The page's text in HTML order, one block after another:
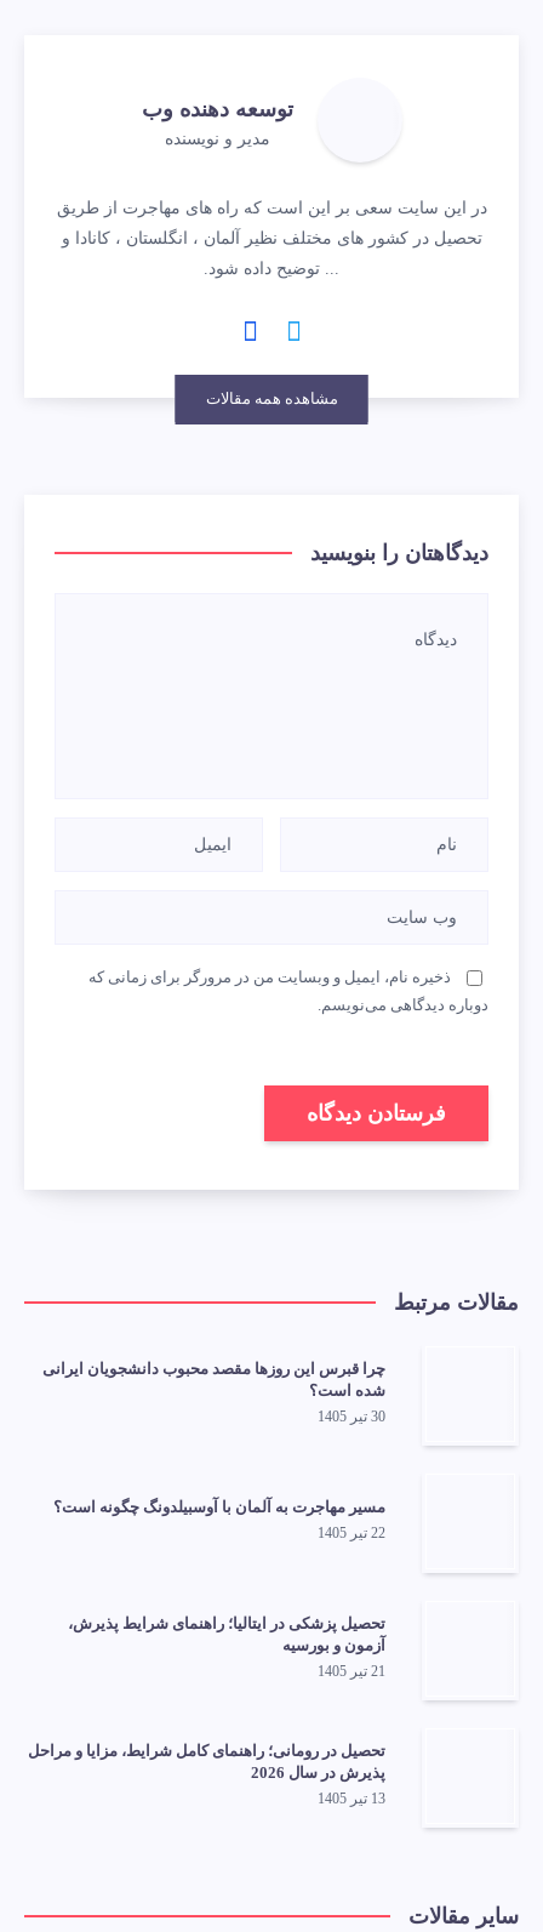
توسعه دهنده وب
مدیر و نویسنده
در این سایت سعی بر این است که راه های مهاجرت از طریق
تحصیل در کشور های مختلف نظیر آلمان ، انگلستان ، کانادا و
... توضیح داده شود.
مشاهده همه مقالات
دیدگاهتان را بنویسید
ذخیره نام، ایمیل و وبسایت من در مرورگر برای زمانی که
دوباره دیدگاهی می‌نویسم.
مقالات مرتبط
چرا قبرس این روزها مقصد محبوب دانشجویان ایرانی
شده است؟
30 تیر 1405
مسیر مهاجرت به آلمان با آوسبیلدونگ چگونه است؟
22 تیر 1405
تحصیل پزشکی در ایتالیا؛ راهنمای شرایط پذیرش،
آزمون و بورسیه
21 تیر 1405
تحصیل در رومانی؛ راهنمای کامل شرایط، مزایا و مراحل
پذیرش در سال 2026
13 تیر 1405
سایر مقالات